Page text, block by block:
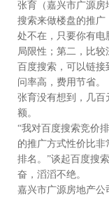
张育（嘉兴市广源
搜索来做楼盘的推
处不在，只要你有电
局限性；第二，比
百度搜索，可以链
问率高，费用节省。
张育没有想到，几百
额。
“我对百度搜索竞价
的推广方式性价比
排名。”谈起百度搜
奋，滔滔不绝。
嘉兴市广源房地产公